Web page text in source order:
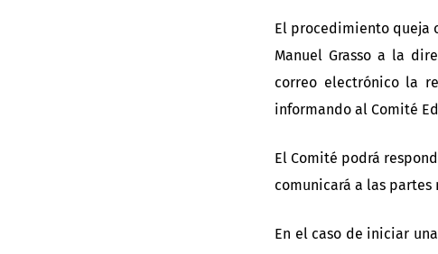
El procedimiento queja
Manuel Grasso a la
correo electrónico la
informando al Comité
El Comité podrá
comunicará a las
En el caso de iniciar